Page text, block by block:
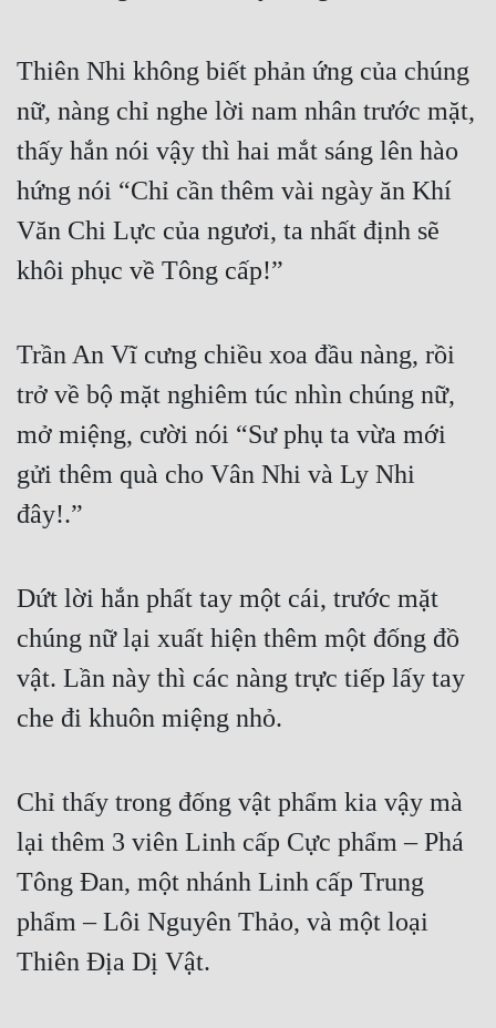
Thiên Nhi không biết phản ứng của chúng
nữ, nàng chỉ nghe lời nam nhân trước mặt,
thấy hắn nói vậy thì hai mắt sáng lên hào
hứng nói “Chỉ cần thêm vài ngày ăn Khí
Văn Chi Lực của ngươi, ta nhất định sẽ
khôi phục về Tông cấp!”
Trần An Vĩ cưng chiều xoa đầu nàng, rồi
trở về bộ mặt nghiêm túc nhìn chúng nữ,
mở miệng, cười nói “Sư phụ ta vừa mới
gửi thêm quà cho Vân Nhi và Ly Nhi
đây!.”
Dứt lời hắn phất tay một cái, trước mặt
chúng nữ lại xuất hiện thêm một đống đồ
vật. Lần này thì các nàng trực tiếp lấy tay
che đi khuôn miệng nhỏ.
Chỉ thấy trong đống vật phẩm kia vậy mà
lại thêm 3 viên Linh cấp Cực phẩm – Phá
Tông Đan, một nhánh Linh cấp Trung
phẩm – Lôi Nguyên Thảo, và một loại
Thiên Địa Dị Vật.